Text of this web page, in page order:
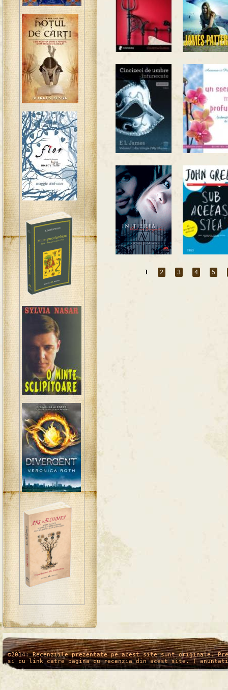
1 2 3 4 5
/* */
©2014: Recenziile prezentate pe acest site sunt originale.
si cu link catre pagina cu recenzia din acest site. (